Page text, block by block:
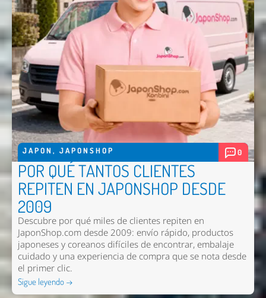
JAPON , JAPONSHOP 0
POR QUÉ TANTOS CLIENTES
REPITEN EN JAPONSHOP DESDE
2009
Descubre por qué miles de clientes repiten en
JaponShop.com desde 2009: envío rápido, productos
japoneses y coreanos difíciles de encontrar, embalaje
cuidado y una experiencia de compra que se nota desde
el primer clic.
Sigue leyendo →
Enviar